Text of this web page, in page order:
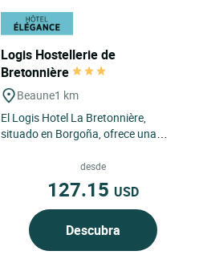
Logis Hostellerie de
Bretonnière
Beaune1 km
El Logis Hotel La Bretonnière,
situado en Borgoña, ofrece una
minutos de Dijon. Cerca...
desde
127.15 USD
Descubra